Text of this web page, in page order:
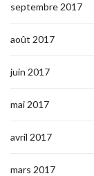
septembre 2017
août 2017
juin 2017
mai 2017
avril 2017
mars 2017